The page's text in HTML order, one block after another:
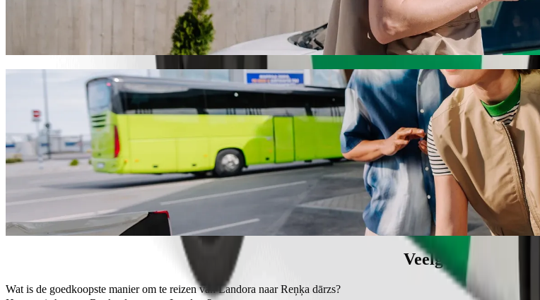
We raden je aan om Bolt ritservice te kiezen voor de beste prijs naar Reņķa dārzs. Met Bolt duurt deze reis ongeveer
Bolt-services om je van Landora naar Reņķa dārzs te brengen
Veel bagage? Boek onze XL-busjes voor maximaal 6 personen.
Wil je stijlvol aankomen? Probeer Bolt's premium auto's.
Met kinderen onderweg? Bestel een kindvriendelijke rit met een kinderzitje.
Gaat je huisdier mee? Probeer onze ritten met huisdieren.
Extra hulp nodig? Onze Assist-categorie biedt rolstoeltoegankelijke voertuigen.
Betaalbare ritten? Geniet van compacte auto's tegen een lagere prijs met Bolt Economy.
Download de Bolt app
Veelgestelde vragen
Wat is de goedkoopste manier om te reizen van Landora naar Reņķa dārzs?